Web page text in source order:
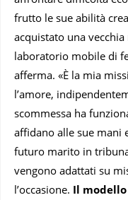
frutto le sue abilità
acquistato una
laboratorio mobile di
afferma. «È la mia
l’amore,
scommessa ha
affidano alle sue mani
futuro marito in
vengono adattati su
l’occasione. Il